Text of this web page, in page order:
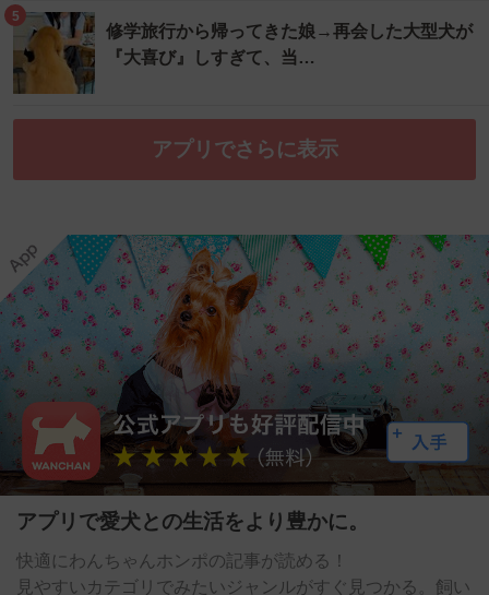
5
修学旅行から帰ってきた娘→再会した大型犬が
『大喜び』しすぎて、当…
アプリでさらに表示
アプリで愛犬との生活をより豊かに。
快適にわんちゃんホンポの記事が読める！
見やすいカテゴリでみたいジャンルがすぐ見つかる。飼い